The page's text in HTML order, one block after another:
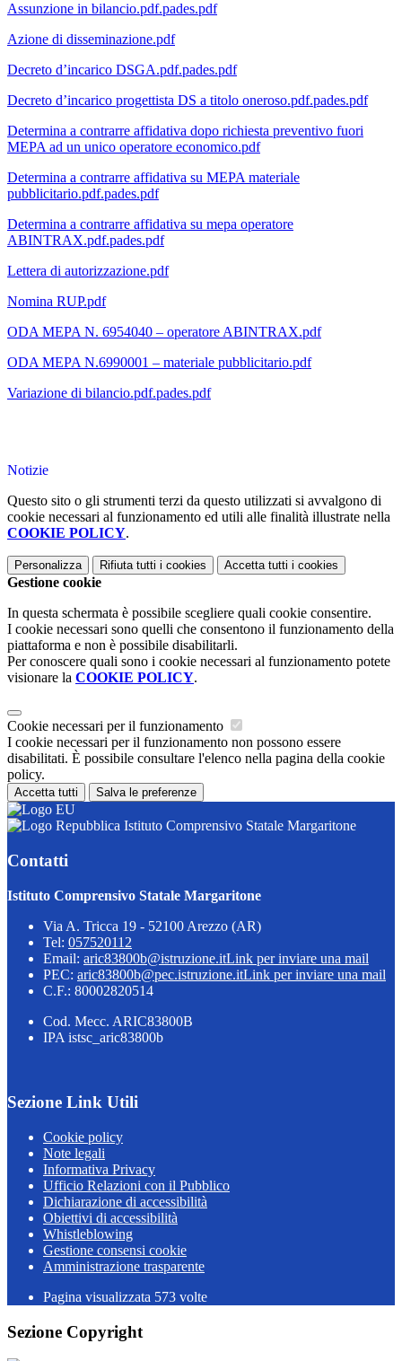
Assunzione in bilancio.pdf.pades.pdf
Azione di disseminazione.pdf
Decreto d’incarico DSGA.pdf.pades.pdf
Decreto d’incarico progettista DS a titolo oneroso.pdf.pades.pdf
Determina a contrarre affidativa dopo richiesta preventivo fuori
MEPA ad un unico operatore economico.pdf
Determina a contrarre affidativa su MEPA materiale
pubblicitario.pdf.pades.pdf
Determina a contrarre affidativa su mepa operatore
ABINTRAX.pdf.pades.pdf
Lettera di autorizzazione.pdf
Nomina RUP.pdf
ODA MEPA N. 6954040 – operatore ABINTRAX.pdf
ODA MEPA N.6990001 – materiale pubblicitario.pdf
Variazione di bilancio.pdf.pades.pdf
Notizie
Questo sito o gli strumenti terzi da questo utilizzati si avvalgono di
cookie necessari al funzionamento ed utili alle finalità illustrate nella
COOKIE POLICY.
Personalizza Rifiuta tutti i cookies Accetta tutti i cookies
Gestione cookie
In questa schermata è possibile scegliere quali cookie consentire.
I cookie necessari sono quelli che consentono il funzionamento della
piattaforma e non è possibile disabilitarli.
Per conoscere quali sono i cookie necessari al funzionamento potete
visionare la COOKIE POLICY.
Cookie necessari per il funzionamento
I cookie necessari per il funzionamento non possono essere
disabilitati. È possibile consultare l'elenco nella pagina della cookie
policy.
Accetta tutti Salva le preferenze
Istituto Comprensivo Statale Margaritone
Contatti
Istituto Comprensivo Statale Margaritone
Via A. Tricca 19 - 52100 Arezzo (AR)
Tel: 057520112
Email: aric83800b@istruzione.itLink per inviare una mail
PEC: aric83800b@pec.istruzione.itLink per inviare una mail
C.F.: 80002820514
Cod. Mecc. ARIC83800B
IPA istsc_aric83800b
Sezione Link Utili
Cookie policy
Note legali
Informativa Privacy
Ufficio Relazioni con il Pubblico
Dichiarazione di accessibilità
Obiettivi di accessibilità
Whistleblowing
Gestione consensi cookie
Amministrazione trasparente
Pagina visualizzata 573 volte
Sezione Copyright